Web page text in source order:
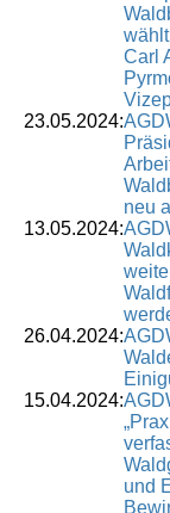
Carl
23.05.2024:
neu
13.05.2024:
26.04.2024:
15.04.2024:
und